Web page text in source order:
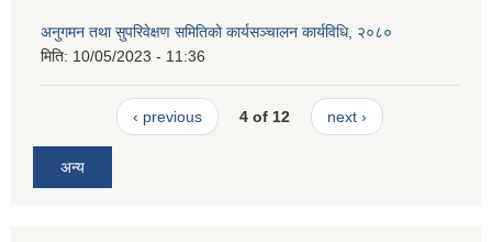
अनुगमन तथा सुपरिवेक्षण समितिको कार्यसञ्चालन कार्यविधि, २०८०
मिति: 10/05/2023 - 11:36
‹ previous 4 of 12 next ›
अन्य